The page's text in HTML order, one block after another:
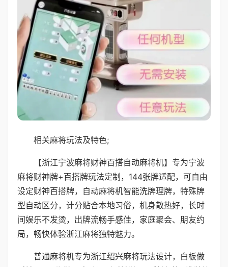
相关麻将玩法及特色;
【浙江宁波麻将财神百搭自动麻将机】专为宁波
麻将财神牌+百搭牌玩法定制，144张牌适配，可自由
设定财神百搭牌，自动麻将机智能洗牌理牌，特殊牌
型自动区分，计分贴合本地习俗，机身散热好，长时
间娱乐不发烫，出牌流畅手感佳，家庭聚会、朋友约
局，畅快体验浙江麻将独特魅力。
普通麻将机专为浙江绍兴麻将玩法设计，白板做